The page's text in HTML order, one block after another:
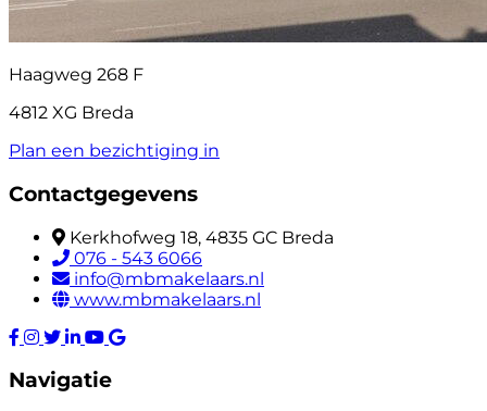
Haagweg 268 F
4812 XG Breda
Plan een bezichtiging in
Contactgegevens
Kerkhofweg 18, 4835 GC Breda
076 - 543 6066
info@mbmakelaars.nl
www.mbmakelaars.nl
Navigatie